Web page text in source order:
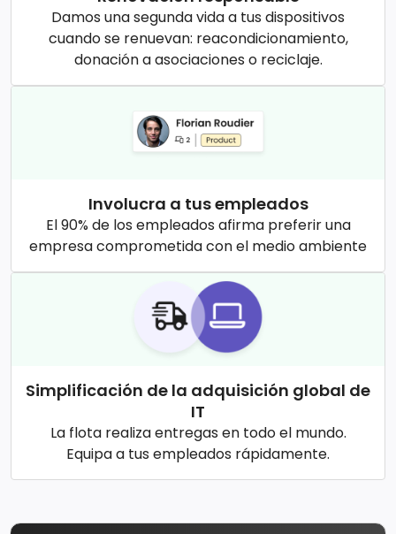
Damos una segunda vida a tus dispositivos
cuando se renuevan: reacondicionamiento,
donación a asociaciones o reciclaje.
Involucra a tus empleados
El 90% de los empleados afirma preferir una
empresa comprometida con el medio ambiente
Simplificación de la adquisición global de
IT
La flota realiza entregas en todo el mundo.
Equipa a tus empleados rápidamente.